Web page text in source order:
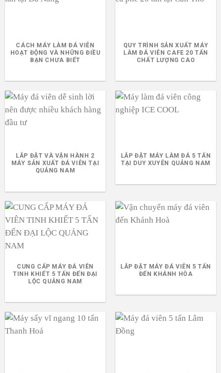
CÁCH MÁY LÀM ĐÁ VIÊN
HOẠT ĐỘNG VÀ NHỮNG ĐIỀU
BẠN CHƯA BIẾT
QUY TRÌNH SẢN XUẤT MÁY
LÀM ĐÁ VIÊN CAFE 20 TẤN
CHẤT LƯỢNG CAO
LẮP ĐẶT VÀ VẬN HÀNH 2
MÁY SẢN XUẤT ĐÁ VIÊN TẠI
QUẢNG NAM
LẮP ĐẶT MÁY LÀM ĐÁ 5 TẤN
TẠI DUY XUYÊN QUẢNG NAM
CUNG CẤP MÁY ĐÁ VIÊN
TINH KHIẾT 5 TẤN ĐẾN ĐẠI
LỘC QUẢNG NAM
LẮP ĐẶT MÁY ĐÁ VIÊN 5 TẤN
ĐẾN KHÁNH HÒA